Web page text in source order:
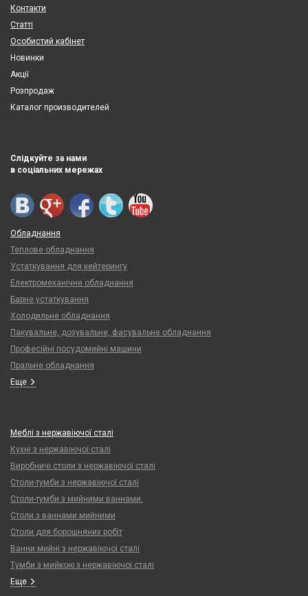
Контакти
Статті
Особистий кабінет
Новинки
Акції
Розпродаж
Каталог производителей
Слідкуйте за нами
в соціальних мережах
Обладнання
Теплове обладнання
Устаткування для кейтерингу
Електромеханічне обладнання
Барне устаткування
Холодильне обладнання
Пакувальне, дозувальне, фасувальне обладнання
Професійні посудомийні машини
Пральне обладнання
Еще
Меблі з нержавіючої сталі
Кухні з нержавіючої сталі
Виробничі столи з нержавіючої сталі
Столи-тумби з нержавіючої сталі
Столи-тумби з мийними ваннами.
Столи з ваннами мийними
Столи для борошняних робіт
Ванни мийні з нержавіючої сталі
Тумби з мийкою з нержавіючої сталі
Еще